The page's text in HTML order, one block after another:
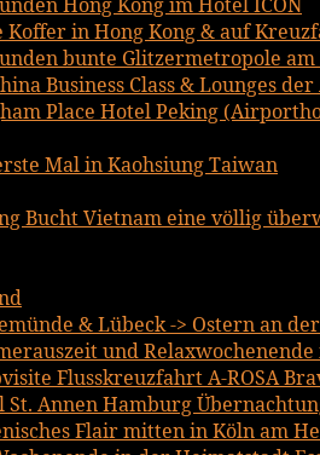
Koffer in Hong Kong & auf
bunte Glitzermetropole
Business Class & Lounges
Place Hotel Peking
Mal in Kaohsiung Taiwan
Bucht Vietnam eine völlig
& Lübeck -> Ostern an
und
Flusskreuzfahrt A-ROSA
St. Annen Hamburg
Flair mitten in Köln am